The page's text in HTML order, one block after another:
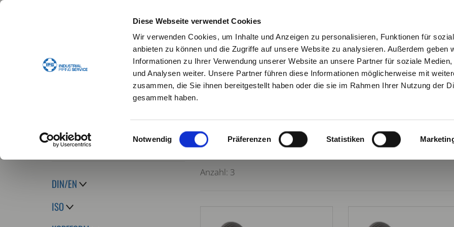
Diese Webseite verwendet Cookies
Wir verwenden Cookies, um Inhalte und Anzeigen zu personalisieren, Funktionen für
anbieten zu können und die Zugriffe auf unsere Website zu analysieren. Außerdem geben
Informationen zu Ihrer Verwendung unserer Website an unsere Partner für soziale Medien,
und Analysen weiter. Unsere Partner führen diese Informationen möglicherweise mit
zusammen, die Sie ihnen bereitgestellt haben oder die sie im Rahmen Ihrer Nutzung der
gesammelt haben.
Einwilligungsauswahl
Notwendig Präferenzen Statistiken
DICHTUNGSKONFIGURATOR VERBINDUNGSTECHNIK ARBEITSSCHUTZ
DIN/EN
ISO
Anzahl: 3